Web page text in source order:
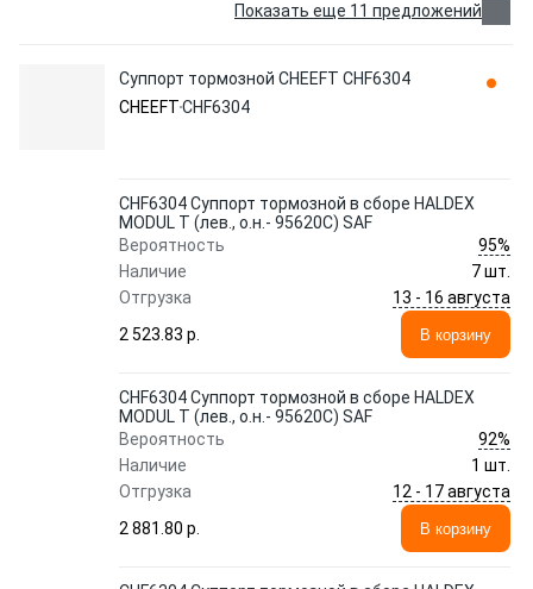
Показать еще 11 предложений
Суппорт тормозной CHEEFT CHF6304
CHEEFTCHF6304
CHF6304 Суппорт тормозной в сборе HALDEX
MODUL T (лев., о.н.- 95620C) SAF
Вероятность
95%
Наличие
7 шт.
Отгрузка
13 - 16 августа
2 523.83 p.
В корзину
CHF6304 Суппорт тормозной в сборе HALDEX
MODUL T (лев., о.н.- 95620C) SAF
Вероятность
92%
Наличие
1 шт.
Отгрузка
12 - 17 августа
2 881.80 p.
В корзину